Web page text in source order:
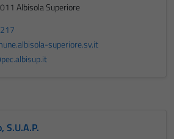
Albisola Superiore
superiore.sv.it
S.U.A.P.